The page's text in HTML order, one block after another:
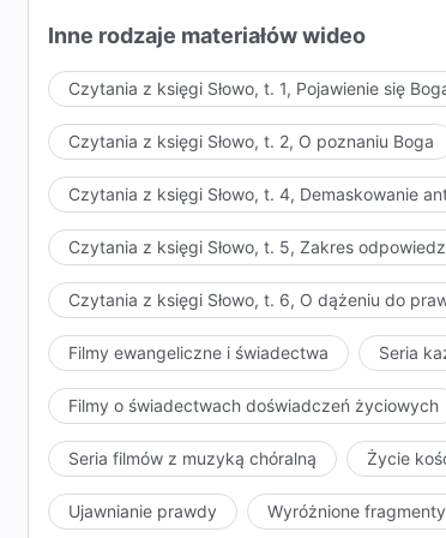
Inne rodzaje materiałów wideo
Czytania z księgi Słowo, t. 1, Pojawienie się
Czytania z księgi Słowo, t. 2, O poznaniu Boga
Czytania z księgi Słowo, t. 4, Demaskowanie
Czytania z księgi Słowo, t. 5, Zakres
Czytania z księgi Słowo, t. 6, O dążeniu do
Filmy ewangeliczne i świadectwa Seria
Filmy o świadectwach doświadczeń życiowych
Seria filmów z muzyką chóralną Życie
Ujawnianie prawdy Wyróżnione